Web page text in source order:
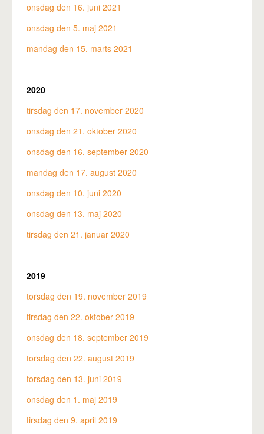
onsdag den 16. juni 2021
onsdag den 5. maj 2021
mandag den 15. marts 2021
2020
tirsdag den 17. november 2020
onsdag den 21. oktober 2020
onsdag den 16. september 2020
mandag den 17. august 2020
onsdag den 10. juni 2020
onsdag den 13. maj 2020
tirsdag den 21. januar 2020
2019
torsdag den 19. november 2019
tirsdag den 22. oktober 2019
onsdag den 18. september 2019
torsdag den 22. august 2019
torsdag den 13. juni 2019
onsdag den 1. maj 2019
tirsdag den 9. april 2019